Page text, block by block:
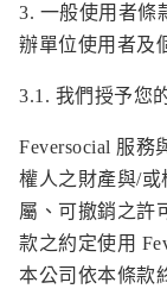
3. 一般使用者條
辦單位使用者及
3.1. 我們授予您
Feversocial 服
權人之財產與/
屬、可撤銷之許
款之約定使用
本公司依本條款